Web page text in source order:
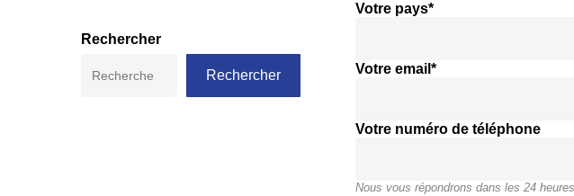
Rechercher
Rechercher
Votre pays*
Votre email*
Votre numéro de téléphone
Nous vous répondrons dans les 24